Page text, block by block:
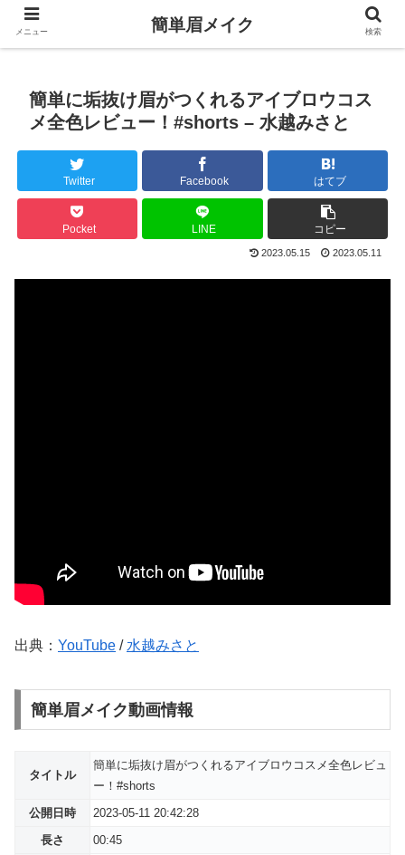
簡単に垢抜け眉がつくれるアイブロウコス
メ全色レビュー！#shorts – 水越みさと
Twitter Facebook はてブ
Pocket LINE コピー
2023.05.15 2023.05.11
出典： YouTube / 水越みさと
簡単眉メイク動画情報
タイトル
簡単に垢抜け眉がつくれるアイブロウコスメ全色レビュ
ー！#shorts
公開日時
2023-05-11 20:42:28
長さ
00:45
メニュー 簡単眉メイク 検索